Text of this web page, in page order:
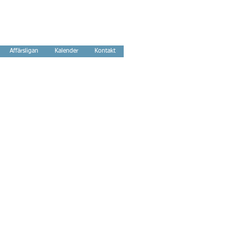
Affärsligan Kalender Kontakt